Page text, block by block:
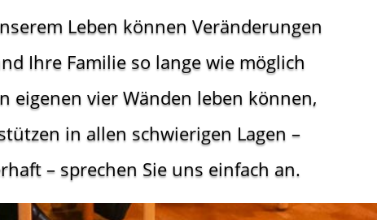
Leben können Veränderungen
Ihre Familie so lange wie möglich
eigenen vier Wänden leben können,
in allen schwierigen Lagen –
– sprechen Sie uns einfach an.